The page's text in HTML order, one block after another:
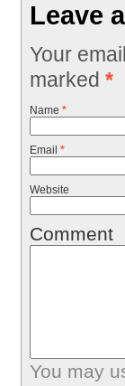
Leave
Your
marked *
Name *
Email *
Website
Comment
You may